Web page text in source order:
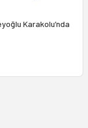
Karakolu’nda